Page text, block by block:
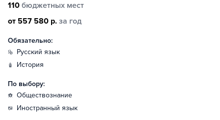
110 бюджетных мест
от 557 580 р. за год
Обязательно:
русский язык
история
По выбору:
обществознание
иностранный язык